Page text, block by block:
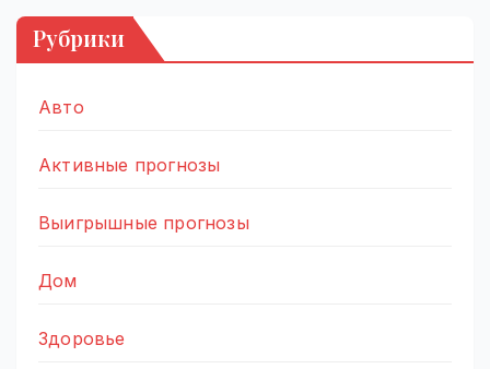
Рубрики
Авто
Активные прогнозы
Выигрышные прогнозы
Дом
Здоровье